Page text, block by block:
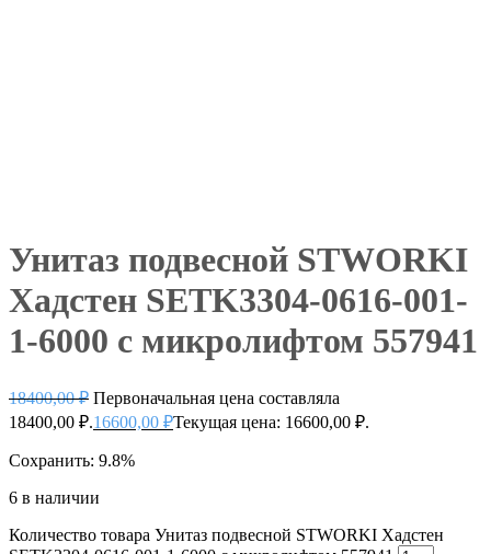
Унитаз подвесной STWORKI
Хадстен SETK3304-0616-001-
1-6000 с микролифтом 557941
18400,00₽ Первоначальная цена составляла
18400,00 ₽.16600,00 ₽Текущая цена: 16600,00 ₽.
Сохранить: 9.8%
6 в наличии
Количество товара Унитаз подвесной STWORKI Хадстен